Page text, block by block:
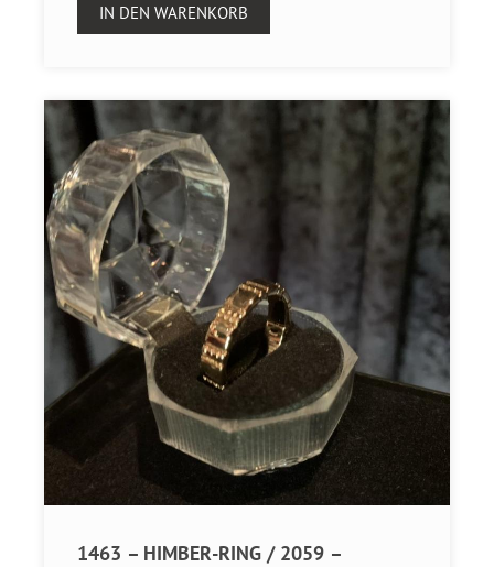
IN DEN WARENKORB
1463 – HIMBER-RING / 2059 –